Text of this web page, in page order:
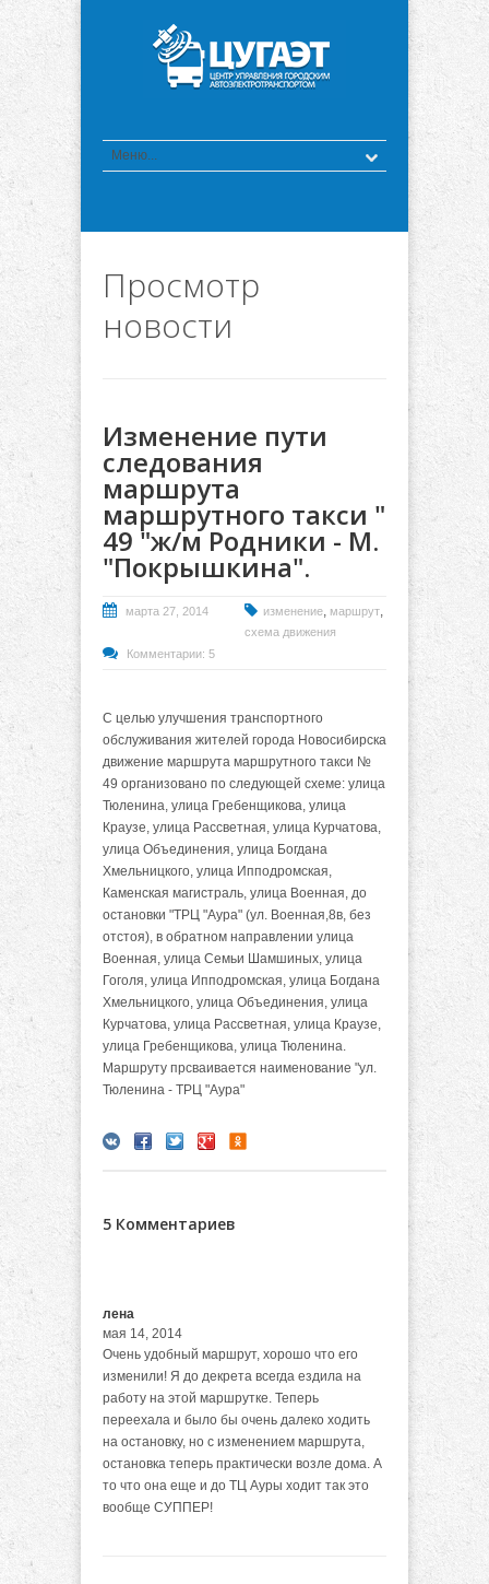
Просмотр
новости
Изменение пути
следования
маршрута
маршрутного такси "
49 "ж/м Родники - М.
"Покрышкина".
марта 27, 2014 изменение, маршрут,
схема движения
Комментарии: 5
С целью улучшения транспортного
обслуживания жителей города Новосибирска
движение маршрута маршрутного такси №
49 организовано по следующей схеме: улица
Тюленина, улица Гребенщикова, улица
Краузе, улица Рассветная, улица Курчатова,
улица Объединения, улица Богдана
Хмельницкого, улица Ипподромская,
Каменская магистраль, улица Военная, до
остановки "ТРЦ "Аура" (ул. Военная,8в, без
отстоя), в обратном направлении улица
Военная, улица Семьи Шамшиных, улица
Гоголя, улица Ипподромская, улица Богдана
Хмельницкого, улица Объединения, улица
Курчатова, улица Рассветная, улица Краузе,
улица Гребенщикова, улица Тюленина.
Маршруту прсваивается наименование "ул.
Тюленина - ТРЦ "Аура"
5 Комментариев
лена
мая 14, 2014
Очень удобный маршрут, хорошо что его
изменили! Я до декрета всегда ездила на
работу на этой маршрутке. Теперь
переехала и было бы очень далеко ходить
на остановку, но с изменением маршрута,
остановка теперь практически возле дома. А
то что она еще и до ТЦ Ауры ходит так это
вообще СУППЕР!